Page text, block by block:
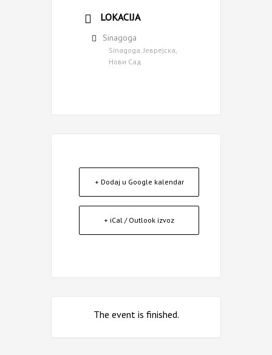
LOKACIJA
Sinagoga
Sinagoga, Јеврејска,
Нови Сад
+ Dodaj u Google kalendar
+ iCal / Outlook izvoz
The event is finished.